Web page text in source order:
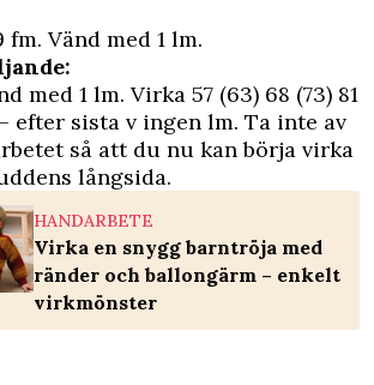
fm. Vänd med 1 lm.
med 1 lm. Virka 57 (63) 68 (73) 81
efter sista v ingen lm. Ta inte av
så att du nu kan börja virka
långsida.
HANDARBETE
Virka en snygg barntröja med
ränder och ballongärm – enkelt
virkmönster